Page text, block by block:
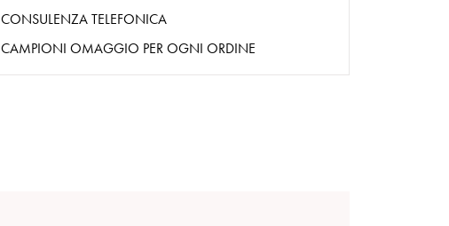
CONSULENZA TELEFONICA
CAMPIONI OMAGGIO PER OGNI ORDINE